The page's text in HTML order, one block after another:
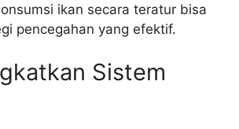
ikan secara teratur bisa
pencegahan yang efektif.
Sistem